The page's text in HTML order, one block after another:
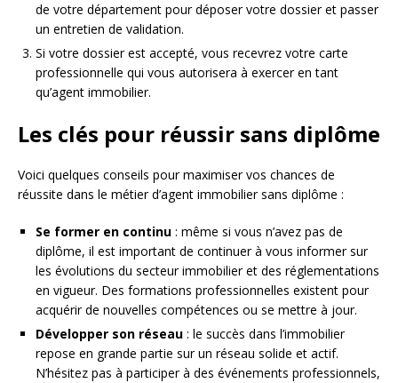
de votre département pour déposer votre dossier et passer
un entretien de validation.
Si votre dossier est accepté, vous recevrez votre carte
professionnelle qui vous autorisera à exercer en tant
qu’agent immobilier.
Les clés pour réussir sans diplôme
Voici quelques conseils pour maximiser vos chances de
réussite dans le métier d’agent immobilier sans diplôme :
Se former en continu : même si vous n’avez pas de
diplôme, il est important de continuer à vous informer sur
les évolutions du secteur immobilier et des réglementations
en vigueur. Des formations professionnelles existent pour
acquérir de nouvelles compétences ou se mettre à jour.
Développer son réseau : le succès dans l’immobilier
repose en grande partie sur un réseau solide et actif.
N’hésitez pas à participer à des événements professionnels,